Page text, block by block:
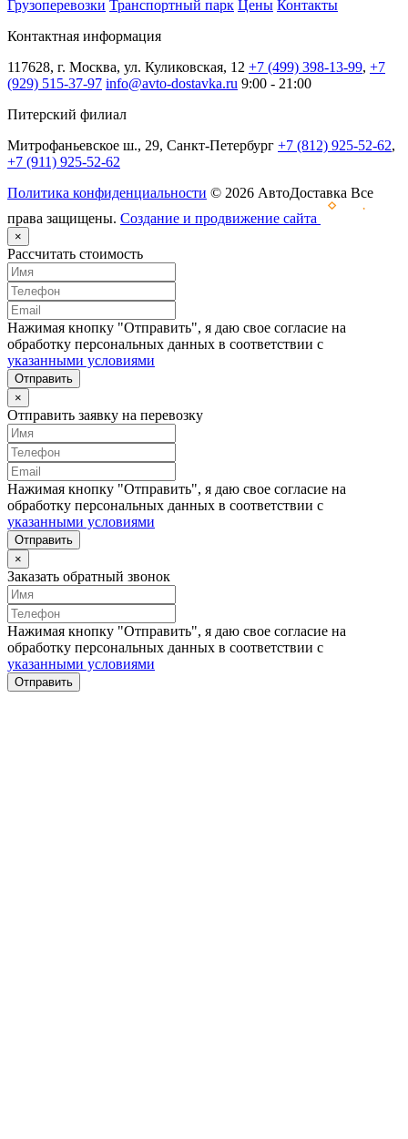
Грузоперевозки Транспортный парк Цены Контакты
Контактная информация
117628, г. Москва, ул. Куликовская, 12 +7 (499) 398-13-99, +7
(929) 515-37-97 info@avto-dostavka.ru 9:00 - 21:00
Питерский филиал
Митрофаньевское ш., 29, Санкт-Петербург +7 (812) 925-52-62,
+7 (911) 925-52-62
Политика конфиденциальности © 2026 АвтоДоставка Все
права защищены. Создание и продвижение сайта
×
Рассчитать стоимость
Нажимая кнопку "Отправить", я даю свое согласие на
обработку персональных данных в соответствии с
указанными условиями
Отправить
×
Отправить заявку на перевозку
Нажимая кнопку "Отправить", я даю свое согласие на
обработку персональных данных в соответствии с
указанными условиями
Отправить
×
Заказать обратный звонок
Нажимая кнопку "Отправить", я даю свое согласие на
обработку персональных данных в соответствии с
указанными условиями
Отправить